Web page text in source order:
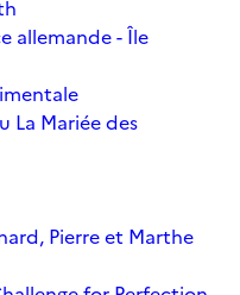
allemande - Île
La Mariée des
Pierre et Marthe